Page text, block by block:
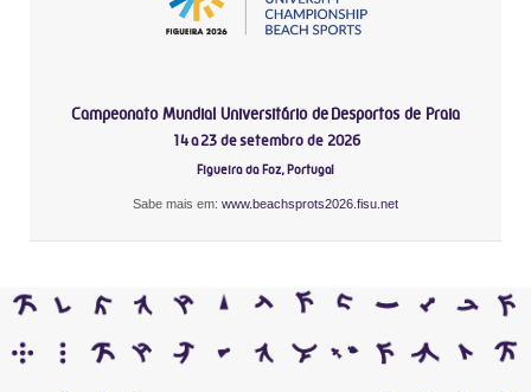
Campeonato Mundial Universitário de Desportos de Praia
14 a 23 de setembro de 2026
Figueira da Foz, Portugal
Sabe mais em: www.beachsprots2026.fisu.net